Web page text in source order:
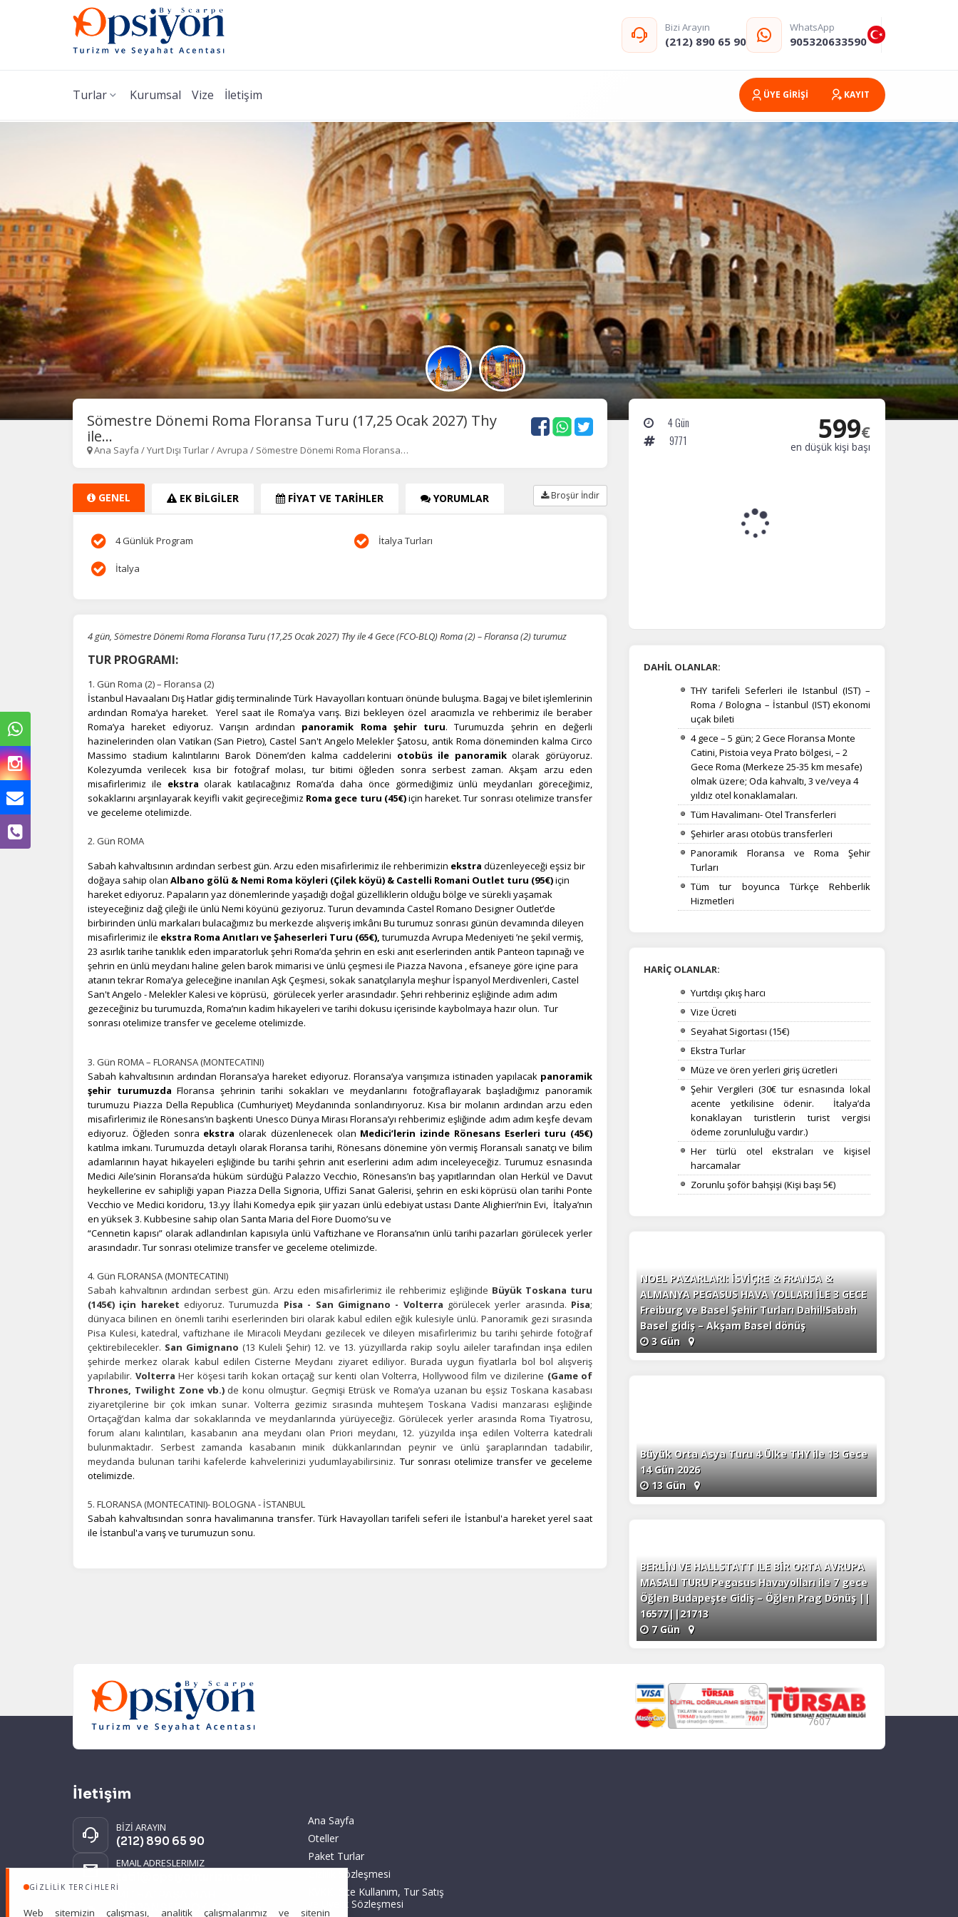
Bizi Arayın
(212) 890 65 90
WhatsApp
905320633590
Turlar Kurumsal Vize İletişim ÜYE GİRİŞİ KAYIT
GIZLILIK TERCIHLERI
Web sitemizin çalışması, analitik çalışmalarımız ve sitenin
ÇEREZ KULLANIM AYARLARINIZ
izin vermemeyi seçebilirsiniz ancak bu durumda sitemiz umduğumuz gibi çalışmaya
bilir. Daha fazla bilgi içinKVKK bilgilendirmemizi,çerez kullanımvegizlilik koşullarını
inceleyebilirsiniz.
Zorunlu Çerezler HER ZAMAN AKTIF
Oturum yönetimi, güvenlik ve temel site işlevleri için gereklidir. Bu
çerezler olmadan site düzgün çalışmaz ve devre dışı bırakılamaz.
anlamamıza yardımcı olur.
Pazarlama Çerezleri
Size ve ilgi alanlarınıza uygun reklamlar göstermek için kullanılır.
Kapatırsanız reklamları görmeye devam edersiniz, ancak daha az
alakalı olabilirler.
Tümünü Reddet
Sömestre Dönemi Roma Floransa Turu (17,25 Ocak 2027) Thy
ile...
Ana Sayfa /Yurt Dışı Turlar/Avrupa / Sömestre Dönemi Roma Floransa…
GENEL EK BİLGİLER FİYAT VE TARİHLER YORUMLAR Broşür İndir
4 Günlük Program İtalya Turları
İtalya
4 gün, Sömestre Dönemi Roma Floransa Turu (17,25 Ocak 2027) Thy ile 4 Gece (FCO-BLQ) Roma (2) – Floransa (2) turumuz
TUR PROGRAMI:
1. Gün Roma (2) – Floransa (2)
İstanbul Havaalanı Dış Hatlar gidiş terminalinde Türk Havayolları kontuarı önünde buluşma. Bagaj ve bilet işlemlerinin
ardından Roma’ya hareket. Yerel saat ile Roma’ya varış. Bizi bekleyen özel aracımızla ve rehberimiz ile beraber
Roma’ya hareket ediyoruz. Varışın ardından panoramik Roma şehir turu. Turumuzda şehrin en değerli
hazinelerinden olan Vatikan (San Pietro), Castel San't Angelo Melekler Şatosu, antik Roma döneminden kalma Circo
Massimo stadium kalıntılarını Barok Dönem’den kalma caddelerini otobüs ile panoramikolarak görüyoruz.
Kolezyumda verilecek kısa bir fotoğraf molası, tur bitimi öğleden sonra serbest zaman. Akşam arzu eden
misafirlerimiz ile ekstra olarak katılacağınız Roma’da daha önce görmediğimiz ünlü meydanları göreceğimiz,
sokaklarını arşınlayarak keyifli vakit geçireceğimiz Roma gece turu (45€)için hareket. Tur sonrası otelimize transfer
ve geceleme otelimizde.
2. Gün ROMA
Sabah kahvaltısının ardından serbest gün. Arzu eden misafirlerimiz ile rehberimizin ekstra düzenleyeceği eşsiz bir
doğaya sahip olan Albano gölü & Nemi Roma köyleri (Çilek köyü) & Castelli Romani Outlet turu (95€)için
hareket ediyoruz. Papaların yaz dönemlerinde yaşadığı doğal güzelliklerin olduğu bölge ve sürekli yaşamak
isteyeceğiniz dağ çileği ile ünlü Nemi köyünü geziyoruz. Turun devamında Castel Romano Designer Outlet’de
birbirinden ünlü markaları bulacağımız bu merkezde alışveriş imkânı Bu turumuz sonrası günün devamında dileyen
misafirlerimiz ile ekstra Roma Anıtları ve Şaheserleri Turu (65€), turumuzda Avrupa Medeniyeti ’ne şekil vermiş,
23 asırlık tarihe tanıklık eden imparatorluk şehri Roma’da şehrin en eski anıt eserlerinden antik Panteon tapınağı ve
şehrin en ünlü meydanı haline gelen barok mimarisi ve ünlü çeşmesi ile Piazza Navona , efsaneye göre içine para
atanın tekrar Roma’ya geleceğine inanılan Aşk Çeşmesi, sokak sanatçılarıyla meşhur İspanyol Merdivenleri, Castel
San't Angelo - Melekler Kalesi ve köprüsü, görülecek yerler arasındadır. Şehri rehberiniz eşliğinde adım adım
gezeceğiniz bu turumuzda, Roma’nın kadim hikayeleri ve tarihi dokusu içerisinde kaybolmaya hazır olun. Tur
sonrası otelimize transfer ve geceleme otelimizde.
3. Gün ROMA – FLORANSA (MONTECATINI)
Sabah kahvaltısının ardından Floransa’ya hareket ediyoruz. Floransa’ya varışımıza istinaden yapılacak panoramik
şehir turumuzda Floransa şehrinin tarihi sokakları ve meydanlarını fotoğraflayarak başladığımız panoramik
turumuzu Piazza Della Republica (Cumhuriyet) Meydanında sonlandırıyoruz. Kısa bir molanın ardından arzu eden
misafirlerimiz ile Rönesans’ın başkenti Unesco Dünya Mirası Floransa’yı rehberimiz eşliğinde adım adım keşfe devam
ediyoruz. Öğleden sonra ekstra olarak düzenlenecek olan Medici’lerin izinde Rönesans Eserleri turu (45€)
katılma imkanı. Turumuzda detaylı olarakFloransa tarihi, Rönesans dönemine yön vermiş Floransalı sanatçı ve bilim
adamlarının hayat hikayeleri eşliğinde bu tarihi şehrin anıt eserlerini adım adım inceleyeceğiz. Turumuz esnasında
Medici Aile’sinin Floransa’da hüküm sürdüğü Palazzo Vecchio, Rönesans’ın baş yapıtlarından olan Herkül ve Davut
heykellerine ev sahipliği yapan Piazza Della Signoria, Uffizi Sanat Galerisi, şehrin en eski köprüsü olan tarihi Ponte
Vecchio ve Medici koridoru, 13.yy İlahi Komedya epik şiir yazarı ünlü edebiyat ustası Dante Alighieri’nin Evi, İtalya’nın
en yüksek 3. Kubbesine sahip olan Santa Maria del Fiore Duomo’su ve
“Cennetin kapısı” olarak adlandırılan kapısıyla ünlü Vaftizhane ve Floransa’nın ünlü tarihi pazarları görülecek yerler
arasındadır. Tur sonrası otelimize transfer ve geceleme otelimizde.
4. Gün FLORANSA (MONTECATINI)
Sabah kahvaltının ardından serbest gün. Arzu eden misafirlerimiz ile rehberimiz eşliğinde Büyük Toskana turu
(145€) için hareket ediyoruz. Turumuzda Pisa - San Gimignano - Volterra görülecek yerler arasında. Pisa;
dünyaca bilinen en önemli tarihi eserlerinden biri olarak kabul edilen eğik kulesiyle ünlü. Panoramik gezi sırasında
Pisa Kulesi, katedral, vaftizhane ile Miracoli Meydanı gezilecek ve dileyen misafirlerimiz bu tarihi şehirde fotoğraf
çektirebilecekler. San Gimignano (13 Kuleli Şehir) 12. ve 13. yüzyıllarda rakip soylu aileler tarafından inşa edilen
şehirde merkez olarak kabul edilen Cisterne Meydanı ziyaret ediliyor. Burada uygun fiyatlarla bol bol alışveriş
yapılabilir. Volterra Her köşesi tarih kokan ortaçağ sur kenti olan Volterra, Hollywood film ve dizilerine (Game of
Thrones, Twilight Zone vb.)de konu olmuştur. Geçmişi Etrüsk ve Roma’ya uzanan bu eşsiz Toskana kasabası
ziyaretçilerine bir çok imkan sunar. Volterra gezimiz sırasında muhteşem Toskana Vadisi manzarası eşliğinde
Ortaçağ’dan kalma dar sokaklarında ve meydanlarında yürüyeceğiz. Görülecek yerler arasında Roma Tiyatrosu,
forum alanı kalıntıları, kasabanın ana meydanı olan Priori meydanı, 12. yüzyılda inşa edilen Volterra katedrali
bulunmaktadır. Serbest zamanda kasabanın minik dükkanlarından peynir ve ünlü şaraplarından tadabilir,
meydanda bulunan tarihi kafelerde kahvelerinizi yudumlayabilirsiniz. Tur sonrası otelimize transfer ve geceleme
otelimizde.
5. FLORANSA (MONTECATINI)- BOLOGNA - İSTANBUL
Sabah kahvaltısından sonra havalimanına transfer. Türk Havayolları tarifeli seferi ile İstanbul'a hareket yerel saat
ile İstanbul'a varış ve turumuzun sonu.
4 Gün
9771
599€
en düşük kişi başı
DAHİL OLANLAR:
THY tarifeli Seferleri ile Istanbul (IST) –
Roma / Bologna – İstanbul (IST) ekonomi
uçak bileti
4 gece – 5 gün; 2 Gece Floransa Monte
Catini, Pistoia veya Prato bölgesi, – 2
Gece Roma (Merkeze 25-35 km mesafe)
olmak üzere; Oda kahvaltı, 3 ve/veya 4
yıldız otel konaklamaları.
Tüm Havalimanı- Otel Transferleri
Şehirler arası otobüs transferleri
Panoramik Floransa ve Roma Şehir
Turları
Tüm tur boyunca Türkçe Rehberlik
Hizmetleri
HARİÇ OLANLAR:
Yurtdışı çıkış harcı
Vize Ücreti
Seyahat Sigortası (15€)
Ekstra Turlar
Müze ve ören yerleri giriş ücretleri
Şehir Vergileri (30€ tur esnasında lokal
acente yetkilisine ödenir.
İtalya’da
konaklayan turistlerin turist vergisi
ödeme zorunluluğu vardır.)
Her türlü otel ekstraları ve kişisel
harcamalar
Zorunlu şoför bahşişi (Kişi başı 5€)
NOEL PAZARLARI: İSVİÇRE & FRANSA &
ALMANYA PEGASUS HAVA YOLLARI İLE 3 GECE
Freiburg ve Basel Şehir Turları Dahil!Sabah
Basel gidiş – Akşam Basel dönüş
3 Gün
Büyük Orta Asya Turu 4 Ülke THY ile 13 Gece
14 Gün 2026
13 Gün
BERLİN VE HALLSTATT ILE BİR ORTA AVRUPA
MASALI TURU Pegasus Havayolları ile 7 gece
Öğlen Budapeşte Gidiş – Öğlen Prag Dönüş ||
16577||21713
7 Gün
7607
İletişim
BİZİ ARAYIN
(212) 890 65 90
EMAIL ADRESLERIMIZ
MİTHATPAŞA MAH.
DİSPANSER SOK. NO:2-4/5
Ana Sayfa
Oteller
Paket Turlar
Gizlilik Sözleşmesi
KVKK, Site Kullanım, Tur Satış
ve Üyelik Sözleşmesi